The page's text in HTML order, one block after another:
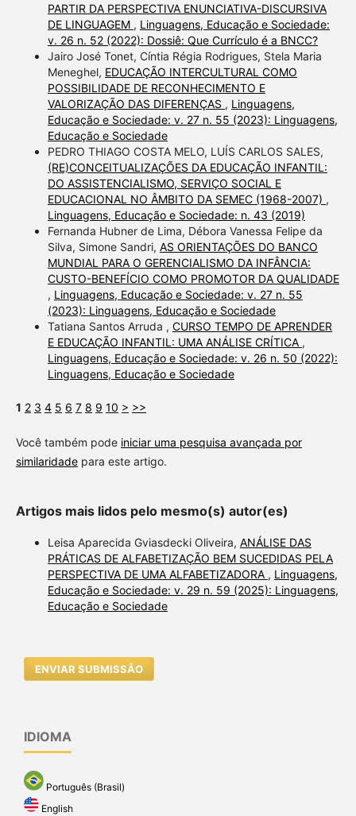
PARTIR DA PERSPECTIVA ENUNCIATIVA-DISCURSIVA
DE LINGUAGEM , Linguagens, Educação e Sociedade:
v. 26 n. 52 (2022): Dossiê: Que Currículo é a BNCC?
Jairo José Tonet, Cíntia Régia Rodrigues, Stela Maria
Meneghel, EDUCAÇÃO INTERCULTURAL COMO
POSSIBILIDADE DE RECONHECIMENTO E
VALORIZAÇÃO DAS DIFERENÇAS , Linguagens,
Educação e Sociedade: v. 27 n. 55 (2023): Linguagens,
Educação e Sociedade
PEDRO THIAGO COSTA MELO, LUÍS CARLOS SALES,
(RE)CONCEITUALIZAÇÕES DA EDUCAÇÃO INFANTIL:
DO ASSISTENCIALISMO, SERVIÇO SOCIAL E
EDUCACIONAL NO ÂMBITO DA SEMEC (1968-2007) ,
Linguagens, Educação e Sociedade: n. 43 (2019)
Fernanda Hubner de Lima, Débora Vanessa Felipe da
Silva, Simone Sandri, AS ORIENTAÇÕES DO BANCO
MUNDIAL PARA O GERENCIALISMO DA INFÂNCIA:
CUSTO-BENEFÍCIO COMO PROMOTOR DA QUALIDADE
, Linguagens, Educação e Sociedade: v. 27 n. 55
(2023): Linguagens, Educação e Sociedade
Tatiana Santos Arruda , CURSO TEMPO DE APRENDER
E EDUCAÇÃO INFANTIL: UMA ANÁLISE CRÍTICA ,
Linguagens, Educação e Sociedade: v. 26 n. 50 (2022):
Linguagens, Educação e Sociedade
1 2 3 4 5 6 7 8 9 10 > >>
Você também pode iniciar uma pesquisa avançada por
similaridadepara este artigo.
Artigos mais lidos pelo mesmo(s) autor(es)
Leisa Aparecida Gviasdecki Oliveira, ANÁLISE DAS
PRÁTICAS DE ALFABETIZAÇÃO BEM SUCEDIDAS PELA
PERSPECTIVA DE UMA ALFABETIZADORA , Linguagens,
Educação e Sociedade: v. 29 n. 59 (2025): Linguagens,
Educação e Sociedade
ENVIAR SUBMISSÃO
IDIOMA
Português (Brasil)
English